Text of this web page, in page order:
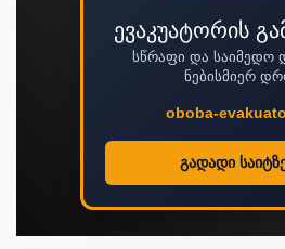
ევაკუატორის
სწრაფი და საიმედო
ნებისმიერ
oboba-
გადადი